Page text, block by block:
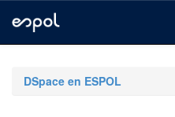
navigationDSpace en ESPOL